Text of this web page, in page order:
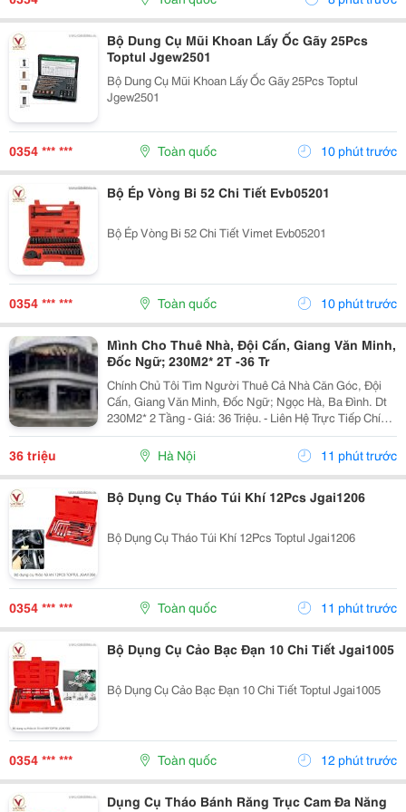
Bộ Dung Cụ Mũi Khoan Lấy Ốc Gãy 25Pcs
Toptul Jgew2501
Bộ Dung Cụ Mũi Khoan Lấy Ốc Gãy 25Pcs Toptul
Jgew2501
0354 *** *** Toàn quốc 10 phút trước
Bộ Ép Vòng Bi 52 Chi Tiết Evb05201
Bộ Ép Vòng Bi 52 Chi Tiết Vimet Evb05201
0354 *** *** Toàn quốc 10 phút trước
Mình Cho Thuê Nhà, Đội Cấn, Giang Văn Minh,
Đốc Ngữ; 230M2* 2T -36 Tr
Chính Chủ Tôi Tìm Người Thuê Cả Nhà Căn Góc, Đội
Cấn, Giang Văn Minh, Đốc Ngữ; Ngọc Hà, Ba Đình. Dt
230M2* 2 Tầng - Giá: 36 Triệu. - Liên Hệ Trực Tiếp Chính
Chủ: 0946004782 - Vỉa Hè Lớn, Mặt Tiền Rộng, Thoáng.
- Vị Trí Ngay Gần Ngã Ba, Khu Đông Dân...
36 triệu Hà Nội 11 phút trước
Bộ Dụng Cụ Tháo Túi Khí 12Pcs Jgai1206
Bộ Dụng Cụ Tháo Túi Khí 12Pcs Toptul Jgai1206
0354 *** *** Toàn quốc 11 phút trước
Bộ Dụng Cụ Cảo Bạc Đạn 10 Chi Tiết Jgai1005
Bộ Dụng Cụ Cảo Bạc Đạn 10 Chi Tiết Toptul Jgai1005
0354 *** *** Toàn quốc 12 phút trước
Dụng Cụ Tháo Bánh Răng Trục Cam Đa Năng